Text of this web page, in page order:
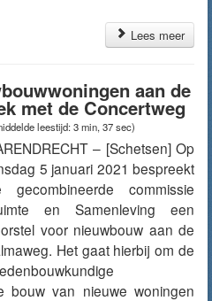
Lees meer
aan de
met de Concertweg
leestijd: 3 min, 37 sec)
– [Schetsen] Op
5 januari 2021 bespreekt
gecombineerde commissie
en Samenleving een
voor nieuwbouw aan de
Het gaat hierbij om de
bouw van nieuwe woningen